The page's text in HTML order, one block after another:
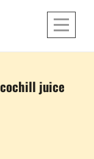
juice